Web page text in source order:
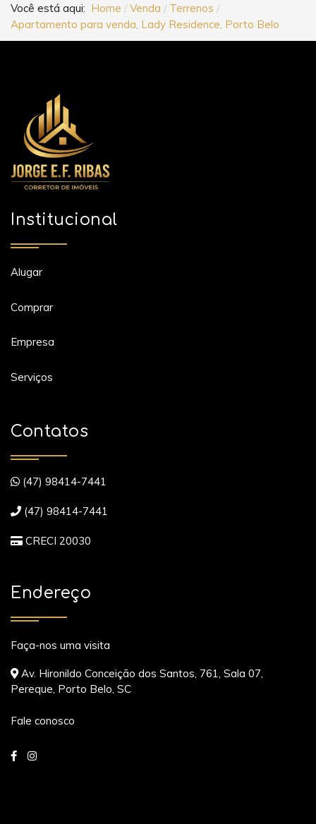
Você está aqui: Home Venda
Terrenos
Apartamento para venda, Lady Residence, Porto Belo
Institucional
Alugar
Comprar
Empresa
Serviços
Contatos
(47) 98414-7441
(47) 98414-7441
CRECI 20030
Endereço
Faça-nos uma visita
Av. Hironildo Conceição dos Santos, 761, Sala 07,
Pereque, Porto Belo, SC
Fale conosco